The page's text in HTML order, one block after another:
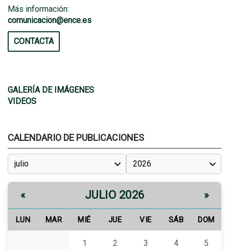
Más información:
comunicacion@ence.es
CONTACTA
GALERÍA DE IMÁGENES
VIDEOS
CALENDARIO DE PUBLICACIONES
« JULIO 2026 »
LUN MAR MIÉ JUE VIE SÁB DOM
1 2 3 4 5